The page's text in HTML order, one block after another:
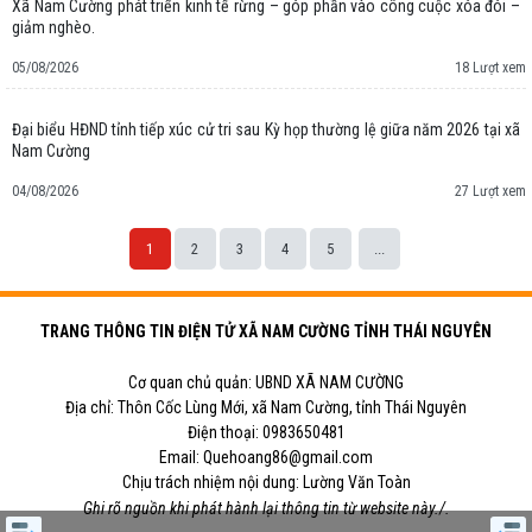
Xã Nam Cường phát triển kinh tế rừng – góp phần vào công cuộc xóa đói –
giảm nghèo.
05/08/2026 18 Lượt xem
Đại biểu HĐND tỉnh tiếp xúc cử tri sau Kỳ họp thường lệ giữa năm 2026 tại xã
Nam Cường
04/08/2026 27 Lượt xem
1 2 3 4 5 ...
TRANG THÔNG TIN ĐIỆN TỬ XÃ NAM CƯỜNG TỈNH THÁI NGUYÊN
Cơ quan chủ quản: UBND XÃ NAM CƯỜNG
Địa chỉ: Thôn Cốc Lùng Mới, xã Nam Cường, tỉnh Thái Nguyên
Điện thoại: 0983650481
Email: Quehoang86@gmail.com
Chịu trách nhiệm nội dung: Lường Văn Toàn
Ghi rõ nguồn khi phát hành lại thông tin từ website này./.